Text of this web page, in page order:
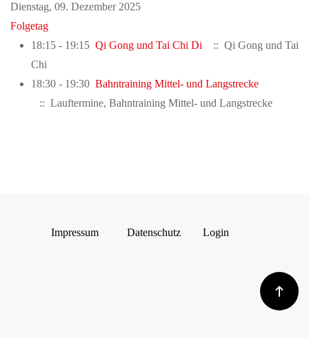
Dienstag, 09. Dezember 2025
Folgetag
18:15 - 19:15 Qi Gong und Tai Chi Di
:: Qi Gong und Tai
Chi
18:30 - 19:30 Bahntraining Mittel- und Langstrecke
:: Lauftermine, Bahntraining Mittel- und Langstrecke
Impressum Datenschutz Login